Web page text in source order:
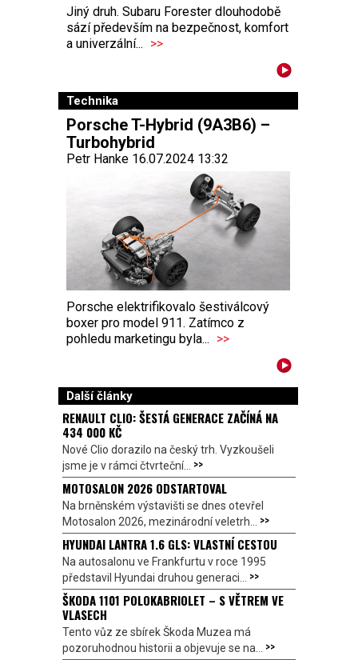
Jiný druh. Subaru Forester dlouhodobě
sází především na bezpečnost, komfort
a univerzální... >>
Technika
Porsche T-Hybrid (9A3B6) –
Turbohybrid
Petr Hanke 16.07.2024 13:32
Porsche elektrifikovalo šestiválcový
boxer pro model 911. Zatímco z
pohledu marketingu byla... >>
Další články
RENAULT CLIO: ŠESTÁ GENERACE ZAČÍNÁ NA
434 000 KČ
Nové Clio dorazilo na český trh. Vyzkoušeli
jsme je v rámci čtvrteční... >>
MOTOSALON 2026 ODSTARTOVAL
Na brněnském výstavišti se dnes otevřel
Motosalon 2026, mezinárodní veletrh... >>
HYUNDAI LANTRA 1.6 GLS: VLASTNÍ CESTOU
Na autosalonu ve Frankfurtu v roce 1995
představil Hyundai druhou generaci... >>
ŠKODA 1101 POLOKABRIOLET – S VĚTREM VE
VLASECH
Tento vůz ze sbírek Škoda Muzea má
pozoruhodnou historii a objevuje se na... >>